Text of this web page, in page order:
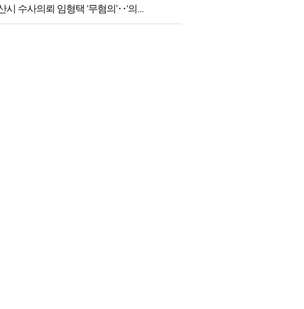
시 수사의뢰 임형택 ‘무혐의’‥‘의...